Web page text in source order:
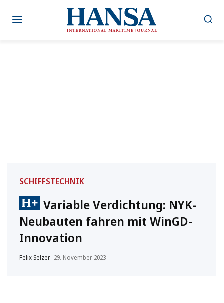
Inhalt
SCHIFFSTECHNIK
Variable Verdichtung: NYK-
Neubauten fahren mit WinGD-
Innovation
Felix Selzer–29. November 2023